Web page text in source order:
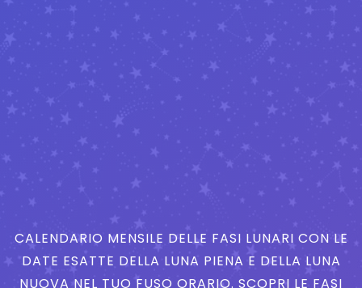
CALENDARIO MENSILE DELLE FASI LUNARI CON LE
DATE ESATTE DELLA LUNA PIENA E DELLA LUNA
NUOVA NEL TUO FUSO ORARIO. SCOPRI LE FASI